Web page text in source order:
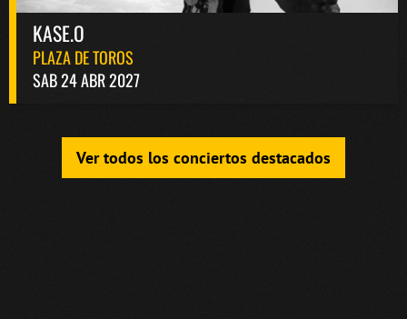
KASE.O
PLAZA DE TOROS
SAB 24 ABR 2027
Ver todos los conciertos destacados